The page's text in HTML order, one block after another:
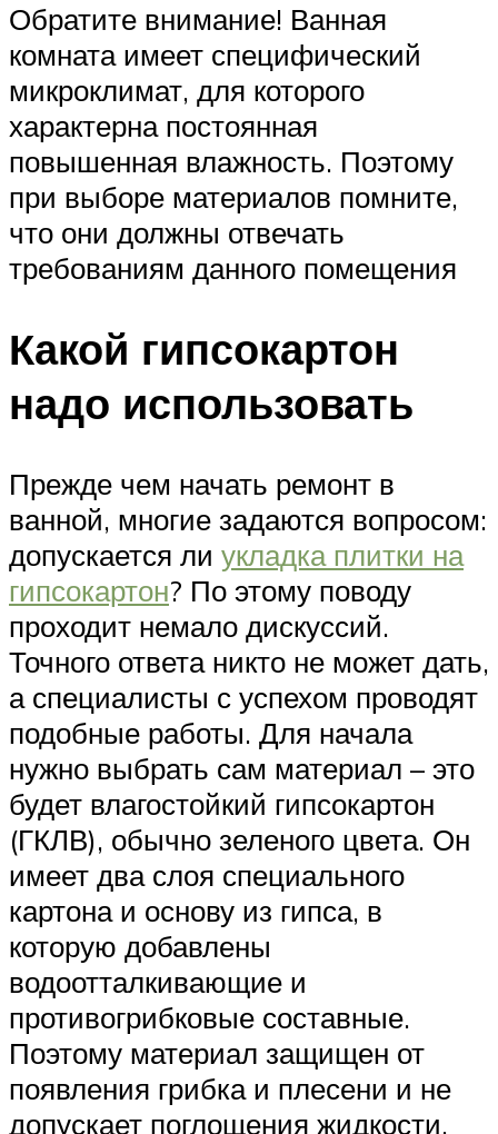
Обратите внимание! Ванная
комната имеет специфический
микроклимат, для которого
характерна постоянная
повышенная влажность. Поэтому
при выборе материалов помните,
что они должны отвечать
требованиям данного помещения
Какой гипсокартон
надо использовать
Прежде чем начать ремонт в
ванной, многие задаются вопросом:
допускается ли укладка плитки на
гипсокартон? По этому поводу
проходит немало дискуссий.
Точного ответа никто не может дать,
а специалисты с успехом проводят
подобные работы. Для начала
нужно выбрать сам материал – это
будет влагостойкий гипсокартон
(ГКЛВ), обычно зеленого цвета. Он
имеет два слоя специального
картона и основу из гипса, в
которую добавлены
водоотталкивающие и
противогрибковые составные.
Поэтому материал защищен от
появления грибка и плесени и не
допускает поглощения жидкости.